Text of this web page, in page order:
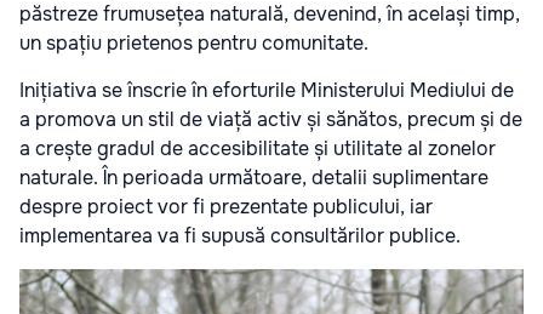
păstreze frumusețea naturală, devenind, în același timp,
un spațiu prietenos pentru comunitate.
Inițiativa se înscrie în eforturile Ministerului Mediului de
a promova un stil de viață activ și sănătos, precum și de
a crește gradul de accesibilitate și utilitate al zonelor
naturale. În perioada următoare, detalii suplimentare
despre proiect vor fi prezentate publicului, iar
implementarea va fi supusă consultărilor publice.